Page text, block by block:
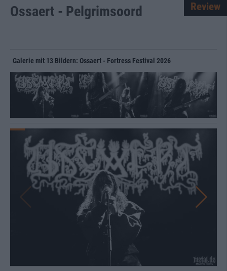
Ossaert - Pelgrimsoord Review
Galerie mit 13 Bildern: Ossaert - Fortress Festival 2026